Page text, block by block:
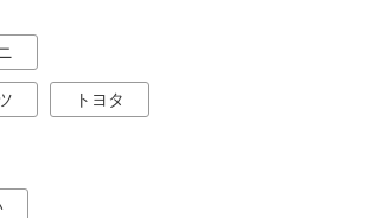
トヨタ